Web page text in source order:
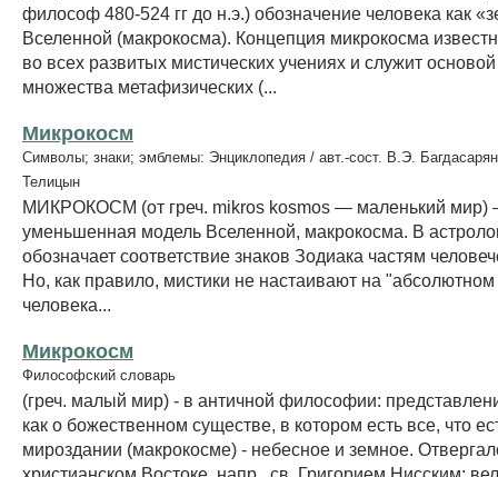
философ 480-524 гг до н.э.) обозначение человека как
Вселенной (макрокосма). Концепция микрокосма
во всех развитых мистических учениях и служит
множества метафизических (...
Микрокосм
Символы; знаки; эмблемы: Энциклопедия / авт.-сост. В.Э.
Телицын
МИКРОКОСМ (от греч. mikros kosmos — маленький мир)
уменьшенная модель Вселенной, макрокосма. В
обозначает соответствие знаков Зодиака частям
Но, как правило, мистики не настаивают на
человека...
Микрокосм
Философский словарь
(греч. малый мир) - в античной философии:
как о божественном существе, в котором есть все, что
мироздании (макрокосме) - небесное и земное.